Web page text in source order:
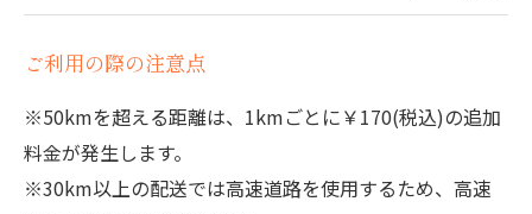
ご利用の際の注意点
※50kmを超える距離は、1kmごとに￥170(税込)の追加
料金が発生します。
※30km以上の配送では高速道路を使用するため、高速